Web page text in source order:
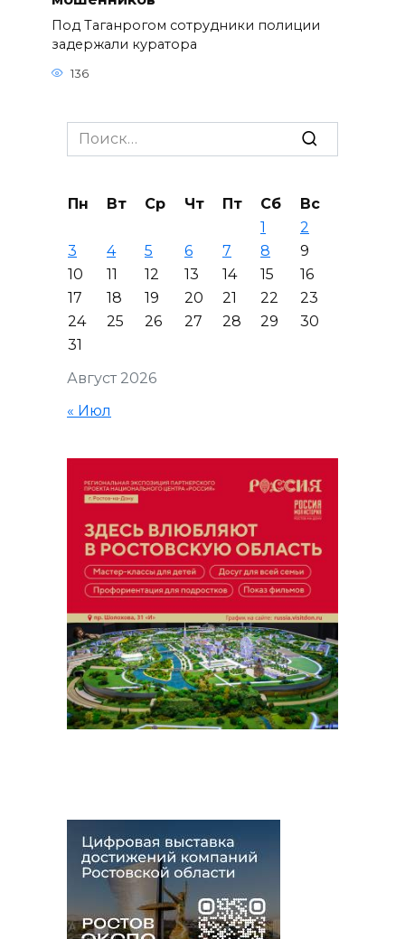
Под Таганрогом сотрудники полиции
задержали куратора
136
Search
for:
Август 2026
Пн Вт Ср Чт Пт Сб
Вс
1
2
3
4 5 6 7 8
9
10
11 12 13 14 15
16
17
18 19 20 21 22
23
24
25 26 27 28 29
30
31
« Июл